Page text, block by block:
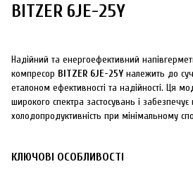
BITZER 6JE-25Y
Надійний та енергоефективний
компресор BITZER 6JE-25Y належить до
еталоном ефективності та надійності. Ця
широкого спектра застосувань і забезпечує
холодопродуктивність при мінімальному
КЛЮЧОВІ ОСОБЛИВОСТІ